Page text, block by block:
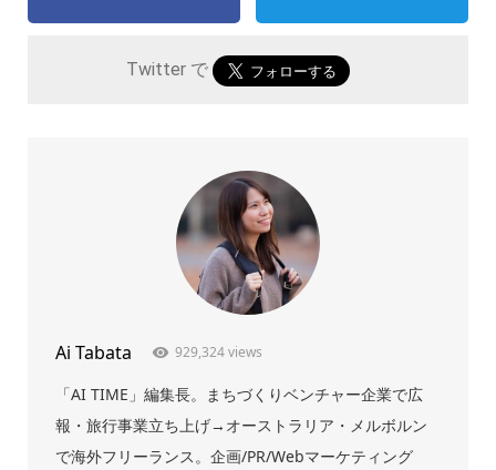
Twitter で
Ai Tabata 929,324 views
「AI TIME」編集長。まちづくりベンチャー企業で広
報・旅行事業立ち上げ→オーストラリア・メルボルン
で海外フリーランス。企画/PR/Webマーケティング